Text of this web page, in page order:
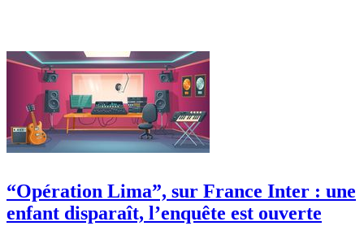
“Opération Lima”, sur France Inter : une
enfant disparaît, l’enquête est ouverte